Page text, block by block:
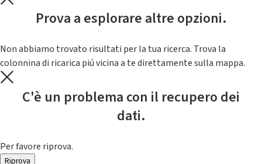
Prova a esplorare altre opzioni.
Non abbiamo trovato risultati per la tua ricerca. Trova la
colonnina di ricarica piú vicina a te direttamente sulla mappa.
C'è un problema con il recupero dei
dati.
Per favore riprova.
Riprova